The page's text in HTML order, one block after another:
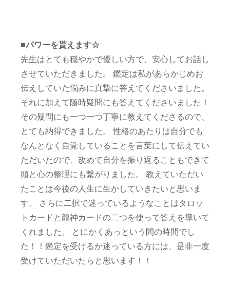
■パワーを貰えます☆
先生はとても穏やかで優しい方で、安心してお話し
させていただきました。 鑑定は私があらかじめお
伝えしていた悩みに真摯に答えてくださいました。
それに加えて随時疑問にも答えてくださいました！
その疑問にも一つ一つ丁寧に教えてくださるので、
とても納得できました。 性格のあたりは自分でも
なんとなく自覚していることを言葉にして伝えてい
ただいたので、改めて自分を振り返ることもできて
頭と心の整理にも繋がりました。 教えていただい
たことは今後の人生に生かしていきたいと思いま
す。 さらに二択で迷っているようなことはタロッ
トカードと龍神カードの二つを使って答えを導いて
くれました。 とにかくあっという間の時間でし
た！！鑑定を受けるか迷っている方には、是非一度
受けていただいたらと思います！！